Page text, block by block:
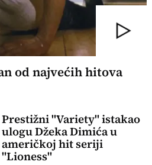
od najvećih hitova
Prestižni "Variety" istakao
ulogu Džeka Dimića u
američkoj hit seriji
"Lioness"